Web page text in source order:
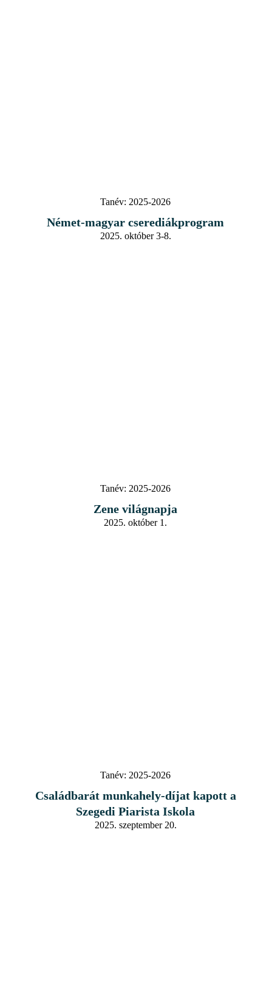
Tanév: 2025-2026
Német-magyar cserediákprogram
2025. október 3-8.
Tanév: 2025-2026
Zene világnapja
2025. október 1.
Tanév: 2025-2026
Családbarát munkahely-díjat kapott a
Szegedi Piarista Iskola
2025. szeptember 20.